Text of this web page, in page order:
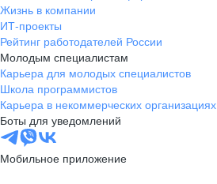
ул. Большевистская, д. 35,
помещение 21
+7 383 207-94-64
pr@nsk.hh.ru
Минск
пр-т Дзержинского, д. 57,
10 этаж, помещение 45-1
Жизнь в компании
ИТ-проекты
Рейтинг работодателей России
Молодым специалистам
Карьера для молодых специалистов
Школа программистов
Карьера в некоммерческих организациях
Боты для уведомлений
Мобильное приложение